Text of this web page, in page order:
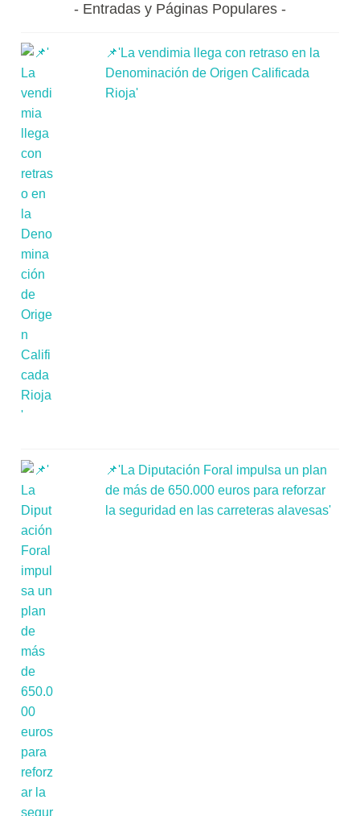
Entradas y Páginas Populares
📌'La vendimia llega con retraso en la
Denominación de Origen Calificada
Rioja'
📌'La Diputación Foral impulsa un plan
de más de 650.000 euros para reforzar
la seguridad en las carreteras alavesas'